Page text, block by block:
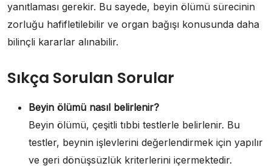
yanıtlaması gerekir. Bu sayede, beyin ölümü sürecinin
zorluğu hafifletilebilir ve organ bağışı konusunda daha
bilinçli kararlar alınabilir.
Sıkça Sorulan Sorular
Beyin ölümü nasıl belirlenir?
Beyin ölümü, çeşitli tıbbi testlerle belirlenir. Bu
testler, beynin işlevlerini değerlendirmek için yapılır
ve geri dönüşsüzlük kriterlerini içermektedir.